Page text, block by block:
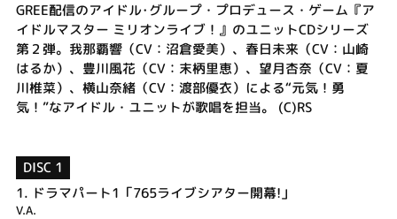
GREE配信のアイドル･グループ・プロデュース・ゲーム『ア
イドルマスター ミリオンライブ！』のユニットCDシリーズ
第２弾。我那覇響（CV：沼倉愛美）、春日未来（CV：山崎
はるか）、豊川風花（CV：末柄里恵）、望月杏奈（CV：夏
川椎菜）、横山奈緒（CV：渡部優衣）による“元気！勇
気！”なアイドル・ユニットが歌唱を担当。 (C)RS
DISC 1
1. ドラマパート1「765ライブシアター開幕!」
V.A.